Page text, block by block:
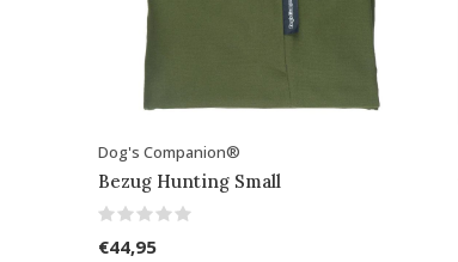
Dog's Companion®
Bezug Hunting Small
€44,95